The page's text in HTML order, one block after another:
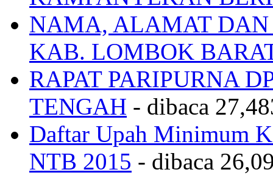
NAMA, ALAMAT DAN
KAB. LOMBOK
RAPAT PARIPURNA
TENGAH - dibaca
Daftar Upah Minimum
NTB 2015 - dibaca